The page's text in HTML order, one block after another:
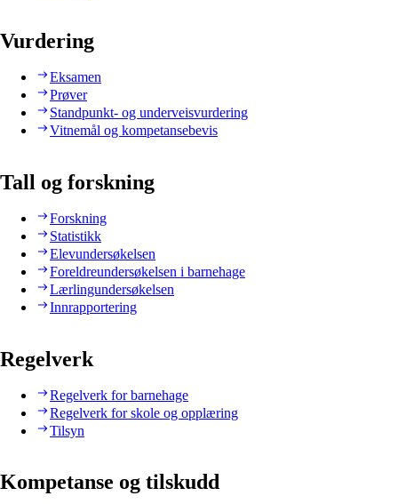
Vurdering
Eksamen
Prøver
Standpunkt- og underveisvurdering
Vitnemål og kompetansebevis
Tall og forskning
Forskning
Statistikk
Elevundersøkelsen
Foreldreundersøkelsen i barnehage
Lærlingundersøkelsen
Innrapportering
Regelverk
Regelverk for barnehage
Regelverk for skole og opplæring
Tilsyn
Kompetanse og tilskudd